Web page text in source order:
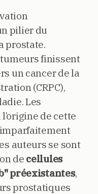
pilier du
prostate.
finissent
un cancer de la
(CRPC),
Les
de cette
auteurs se sont
de cellules
préexistantes,
prostatiques